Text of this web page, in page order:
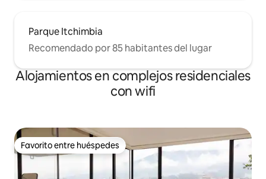
Parque Itchimbia
Recomendado por 85 habitantes del lugar
Alojamientos en complejos residenciales
con wifi
Favorito entre huéspedes
Favorito entre huéspedes